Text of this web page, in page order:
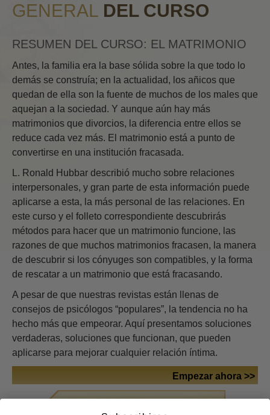
GENERAL DEL CURSO
RESUMEN DEL CURSO: EL MATRIMONIO
Antes, la familia era la base sólida sobre la que todo lo
demás se construía; en la actualidad, los añicos que
quedan de ella son la fuente de muchos de los males que
aquejan a la sociedad. Y aunque aún hay más
matrimonios que divorcios, la diferencia entre ellos se
reduce cada vez más. El matrimonio está a punto de
convertirse en una institución fracasada.
L. Ronald Hubbar describió mucho sobre relaciones
interpersonales, y gran parte de esta información puede
aplicarse a esta, la más personal de las relaciones. En
este curso y el folleto correspondiente descubrirás
métodos para hacer que un matrimonio funcione, las
razones de que muchos matrimonios fracasen, la manera
de descubrir si los cónyuges son compatibles, y la forma
de rescatar a un matrimonio que está fracasando.
A pesar de que nuestras revistas están llenas de
consejos de psicólogos “populares”, la tendencia no ha
hecho más que empeorar. Aquí presentamos soluciones
verdaderas, soluciones que funcionan, que pueden
aplicarse para mejorar cualquier relación íntima.
Empezar ahora >>